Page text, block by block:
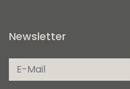
Newsletter